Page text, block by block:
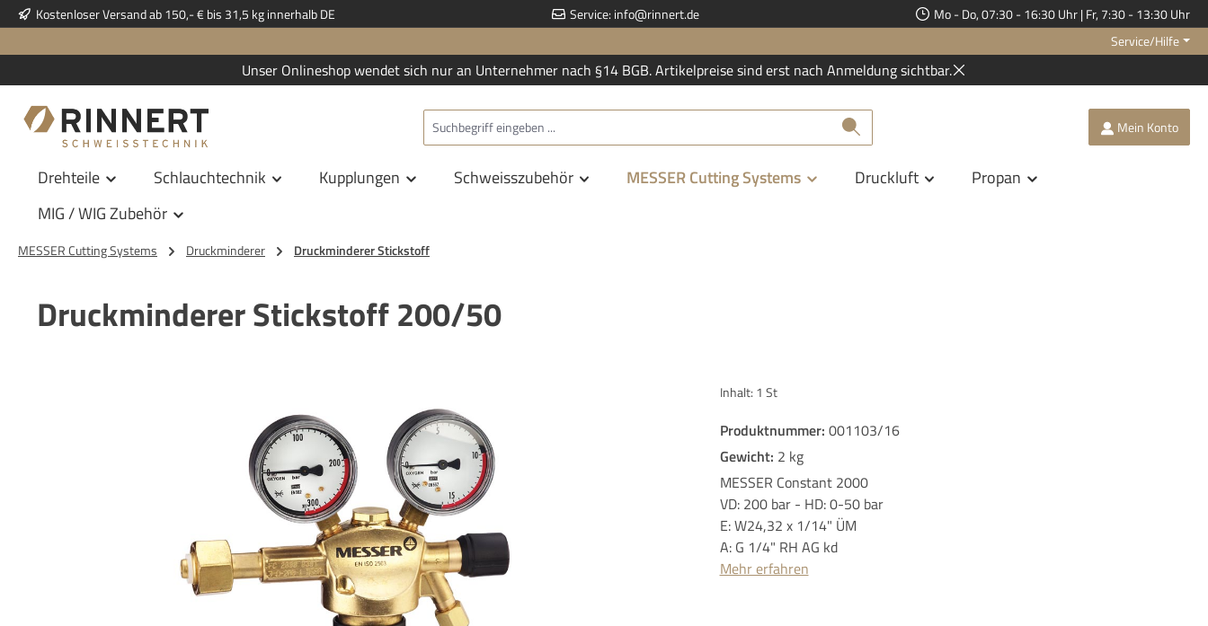
Hauptinhalt springen
Zur Suche springen
Zur Hauptnavigation springen
Kostenloser Versand ab 150,- € bis 31,5 kg innerhalb DE Service: info@rinnert.de
Mo - Do, 07:30 - 16:30 Uhr | Fr, 7:30 - 13:30 Uhr
Service/Hilfe
Unser Onlineshop wendet sich nur an Unternehmer nach §14 BGB. Artikelpreise sind erst nach Anmeldung sichtbar.
Mein Konto
Drehteile Schlauchtechnik Kupplungen Schweisszubehör MESSER Cutting Systems Druckluft
Propan
MIG / WIG Zubehör
MESSER Cutting Systems Druckminderer Druckminderer Stickstoff
Druckminderer Stickstoff 200/50
Inhalt: 1 St
Produktnummer: 001103/16
Gewicht: 2 kg
MESSER Constant 2000
VD: 200 bar - HD: 0-50 bar
E: W24,32 x 1/14" ÜM
A: G 1/4" RH AG kd
Mehr erfahren